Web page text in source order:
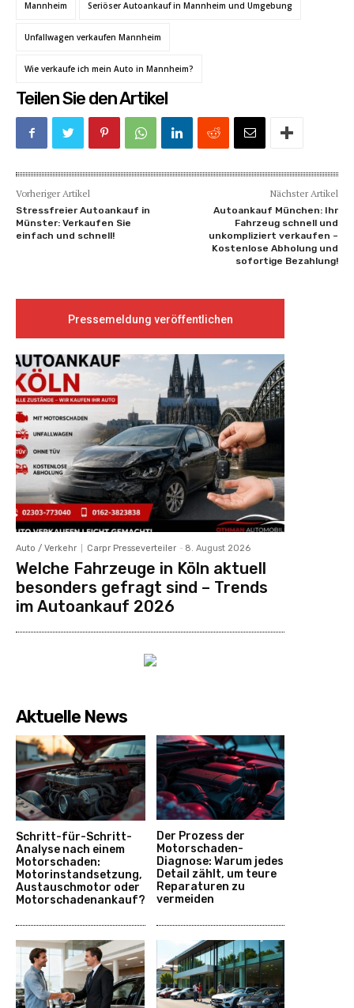
Mannheim Seriöser Autoankauf in Mannheim und Umgebung
Unfallwagen verkaufen Mannheim
Wie verkaufe ich mein Auto in Mannheim?
Teilen Sie den Artikel
Vorheriger Artikel
Stressfreier Autoankauf in
Münster: Verkaufen Sie
einfach und schnell!
Nächster Artikel
Autoankauf München: Ihr
Fahrzeug schnell und
unkompliziert verkaufen –
Kostenlose Abholung und
sofortige Bezahlung!
Pressemeldung veröffentlichen
Auto / Verkehr Carpr Presseverteiler - 8. August 2026
Welche Fahrzeuge in Köln aktuell
besonders gefragt sind – Trends
im Autoankauf 2026
Aktuelle News
Schritt-für-Schritt-
Analyse nach einem
Motorschaden:
Motorinstandsetzung,
Austauschmotor oder
Motorschadenankauf?
Der Prozess der
Motorschaden-
Diagnose: Warum jedes
Detail zählt, um teure
Reparaturen zu
vermeiden